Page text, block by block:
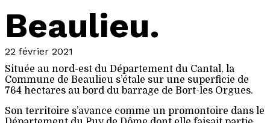
Beaulieu.
22 février 2021
Située au nord-est du Département du Cantal, la
Commune de Beaulieu s’étale sur une superficie de
764 hectares au bord du barrage de Bort-les Orgues.
Son territoire s’avance comme un promontoire dans le